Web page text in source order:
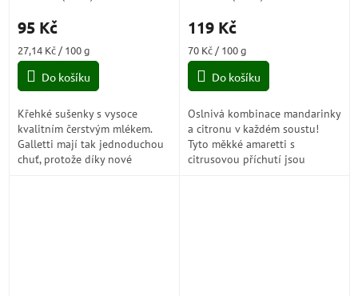
produktu
5,0
5
95 Kč
Měrná
cena:
27,14 Kč / 100 g
Do košíku
Křehké sušenky s vysoce
kvalitním čerstvým mlékem.
Galletti mají tak jednoduchou
chuť, protože díky nové
produktu
4,0
5
119 Kč
Měrná
cena:
70 Kč / 100 g
Do košíku
Oslnivá kombinace mandarinky
a citronu v každém soustu!
Tyto měkké amaretti s
citrusovou příchutí jsou